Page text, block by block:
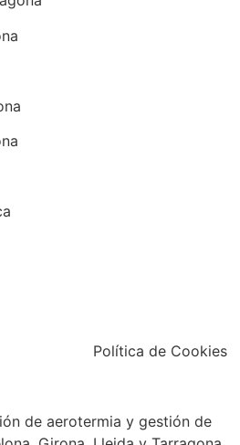
Política de Cookies
de aerotermia y gestión de